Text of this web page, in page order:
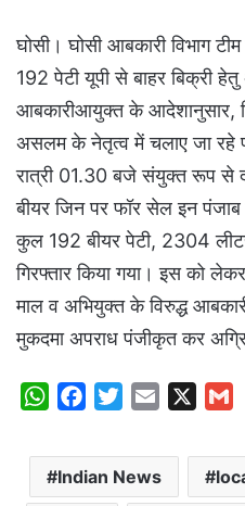
घोसी। घोसी आबकारी विभाग
192 पेटी यूपी से बाहर बिक्री
आबकारीआयुक्त के आदेशानुसार,
असलम के नेतृत्व में चलाए जा रहे
रात्री 01.30 बजे संयुक्त रूप से
बीयर जिन पर फॉर सेल इन
कुल 192 बीयर पेटी, 2304 लीटर
गिरफ्तार किया गया। इस को
माल व अभियुक्त के विरुद्ध
मुकदमा अपराध पंजीकृत कर
W
a
t
c
e
i
t
a
i
a
i
Indian News